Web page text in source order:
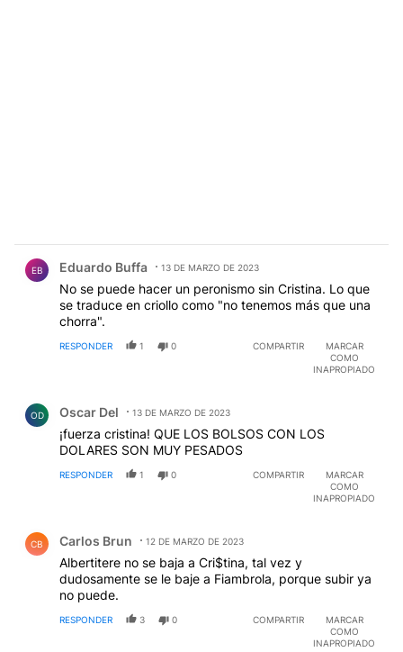
EB Eduardo Buffa 13 DE MARZO DE 2023
No se puede hacer un peronismo sin Cristina. Lo que
se traduce en criollo como "no tenemos más que una
chorra".
RESPONDER 1 0 COMPARTIR
MARCAR
COMO
INAPROPIADO
OD Oscar Del 13 DE MARZO DE 2023
¡fuerza cristina! QUE LOS BOLSOS CON LOS
DOLARES SON MUY PESADOS
RESPONDER 1 0 COMPARTIR
MARCAR
COMO
INAPROPIADO
CB Carlos Brun 12 DE MARZO DE 2023
Albertitere no se baja a Cri$tina, tal vez y
dudosamente se le baje a Fiambrola, porque subir ya
no puede.
RESPONDER 3 0 COMPARTIR
MARCAR
COMO
INAPROPIADO